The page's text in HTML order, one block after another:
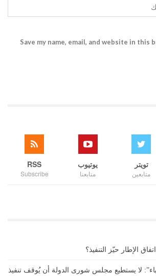
Save my name, email, and website in this
تويتر
متابعين
يوتيوب
متابعنا
RSS
Subscribe
الإطار حيّز التنفيذ؟
لا يستطيع مجلس شورى الدولة أن يُوقف تنفيذ